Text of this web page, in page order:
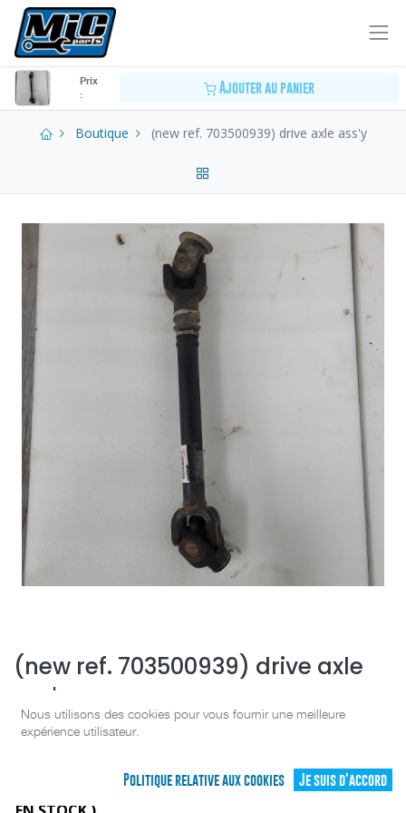
Prix
:
Ajouter au panier
Boutique (new ref. 703500939) drive axle ass'y
(new ref. 703500939) drive axle
ass'y
[703500877]
SÉLECTIONNEZ VOTRE PIÈCE CI-DESSOUS (1PIÈCE(S)
Nous utilisons des cookies pour vous fournir une meilleure
expérience utilisateur.
Politique relative aux cookies Je suis d'accord